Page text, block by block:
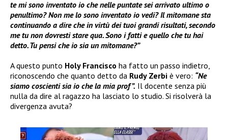
te mi sono inventato io che nelle puntate sei arrivato ultimo o
penultimo? Non me lo sono inventato io vedi? Il mitomane sta
continuando a dire che in virtù dei tuoi grandi risultati, secondo
me tu non dovresti stare qua. Sono i fatti e quello che tu hai
detto. Tu pensi che io sia un mitomane?”
A questo punto Holy Francisco ha fatto un passo indietro,
riconoscendo che quanto detto da Rudy Zerbi è vero: “Ne
siamo coscienti sia io che la mia prof”. Il docente senza più
nulla da dire al ragazzo ha lasciato lo studio. Si risolverà la
divergenza avuta?